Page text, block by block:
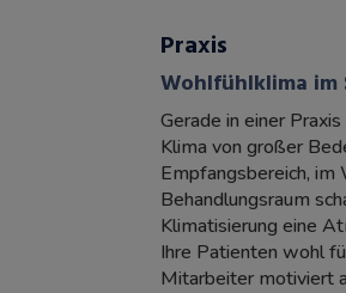
Praxis
Wohlfühlklima im
Gerade in einer
Klima von großer
Empfangsbereich,
Behandlungsraum
Klimatisierung eine
Ihre Patienten wohl
Mitarbeiter motiviert